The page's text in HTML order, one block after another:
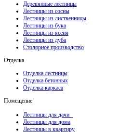
Деревянные лестницы
Лестницы из сосны
Лестницы из лиственницы
Лестницы из бука
Лестницы из ясеня
Лестницы из дуба
Столярное производство
Отделка
Отделка лестницы
Отделка бетонных
Отделка каркаса
Помещение
Лестницы для дачи
Лестницы для дома
Лестницы в квартиру